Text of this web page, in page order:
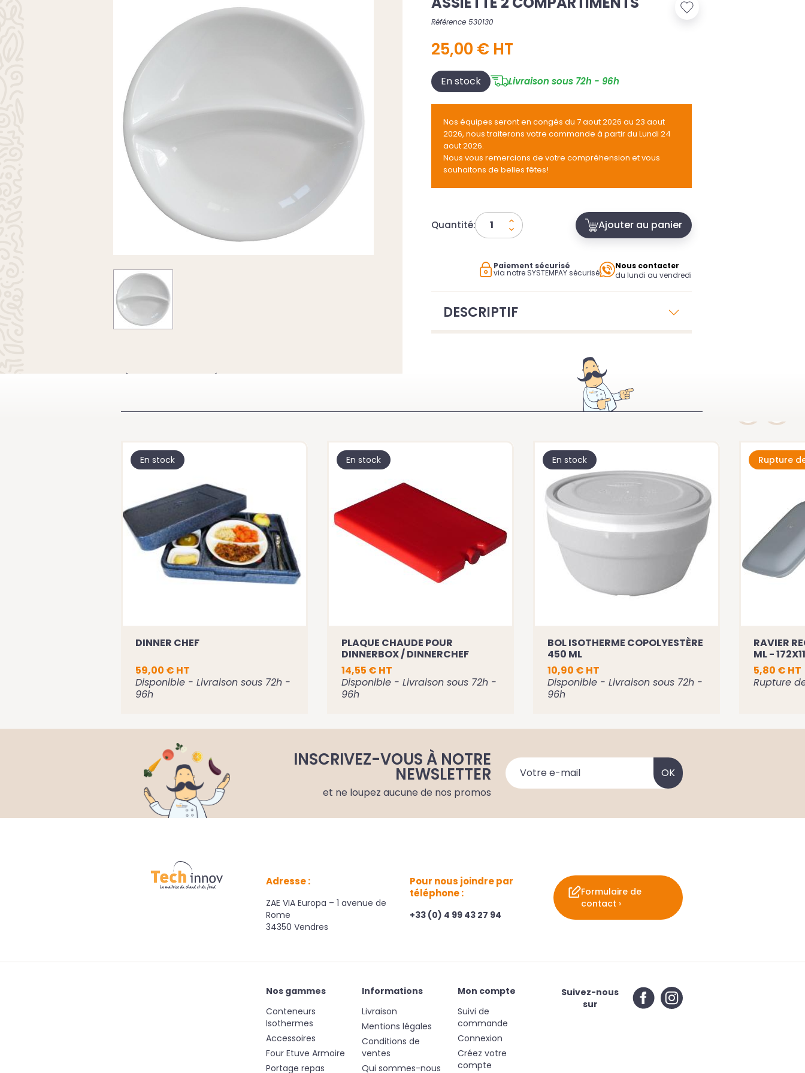
Référence 530130
25,00 € HT
En stock Livraison sous 72h - 96h
Nos équipes seront en congés du 7 aout 2026 au 23 aout
2026, nous traiterons votre commande à partir du Lundi 24
aout 2026.
Nous vous remercions de votre compréhension et vous
souhaitons de belles fêtes!
Quantité: Ajouter au panier
Paiement sécurisé
via notre SYSTEMPAY sécurisé
Nous contacter
du lundi au vendredi
DESCRIPTIF
DINNER CHEF
59,00 € HT
Disponible - Livraison sous 72h -
96h
En stock
PLAQUE CHAUDE POUR
DINNERBOX / DINNERCHEF
14,55 € HT
Disponible - Livraison sous 72h -
96h
En stock
BOL ISOTHERME COPOLYESTÈRE
450 ML
10,90 € HT
Disponible - Livraison sous 72h -
96h
En stock
RAVIER
ML -
5,80 € HT
Rupture
Rupture
INSCRIVEZ-VOUS À NOTRE
NEWSLETTER
et ne loupez aucune de nos promos
Adresse :
ZAE VIA Europa – 1 avenue de
Rome
34350 Vendres
Pour nous joindre par
téléphone :
+33 (0) 4 99 43 27 94
Formulaire de
contact ›
Nos gammes
Conteneurs
Isothermes
Accessoires
Four Etuve Armoire
Portage repas
Informations
Livraison
Mentions légales
Conditions de
ventes
Qui sommes-nous
Mon compte
Suivi de
commande
Connexion
Créez votre
compte
Suivez-nous
sur